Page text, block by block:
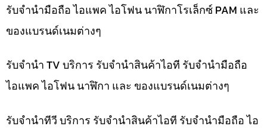
รับจำนำมือถือ ไอแพค ไอโฟน นาฬิกาโรเล็กซ์ PAM และ
ของแบรนด์เนมต่างๆ
รับจำนำ TV บริการ รับจำนำสินค้าไอที รับจำนำมือถือ
ไอแพค ไอโฟน นาฬิกา และ ของแบรนด์เนมต่างๆ
รับจำนำทีวี บริการ รับจำนำสินค้าไอที รับจำนำมือถือ ไอ